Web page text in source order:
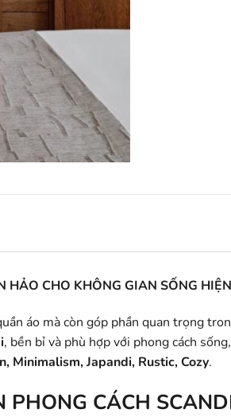
HẢO CHO KHÔNG GIAN SỐNG
áo mà còn góp phần quan trọng
, bền bỉ và phù hợp với phong cách
Minimalism, Japandi, Rustic, Cozy.
PHONG CÁCH